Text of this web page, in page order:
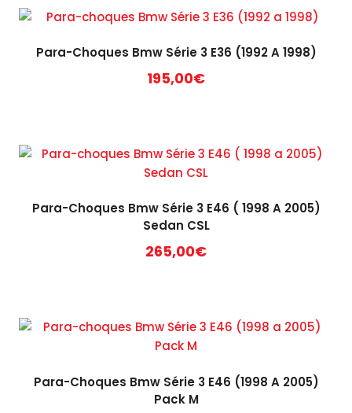
Para-Choques Bmw Série 3 E36 (1992 A 1998)
195,00€
Para-Choques Bmw Série 3 E46 ( 1998 A 2005)
Sedan CSL
265,00€
Para-Choques Bmw Série 3 E46 (1998 A 2005)
Pack M